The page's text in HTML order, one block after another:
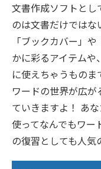
文書作成ソフトとし
のは文書だけではな
「ブックカバー」
かに彩るアイテムや
に使えちゃうものま
ワードの世界が広
ていきますよ！ あ
使ってなんでもワー
の復習としても人気